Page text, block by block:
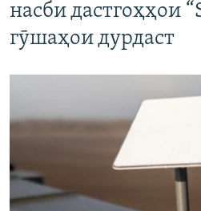
насби дастгоҳҳои
гӯшаҳои дурдаст